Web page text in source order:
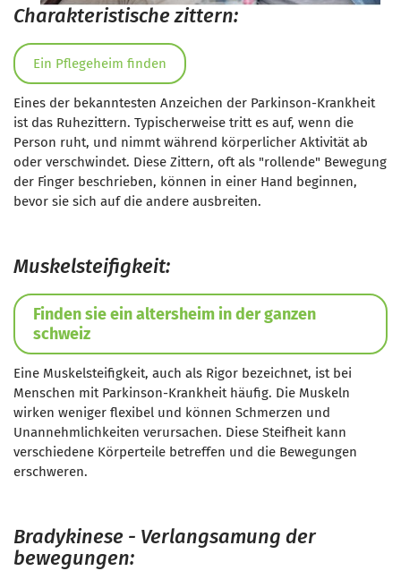
Charakteristische zittern:
Ein Pflegeheim finden
Eines der bekanntesten Anzeichen der Parkinson-Krankheit
ist das Ruhezittern. Typischerweise tritt es auf, wenn die
Person ruht, und nimmt während körperlicher Aktivität ab
oder verschwindet. Diese Zittern, oft als "rollende" Bewegung
der Finger beschrieben, können in einer Hand beginnen,
bevor sie sich auf die andere ausbreiten.
Muskelsteifigkeit:
Finden sie ein altersheim in der ganzen
schweiz
Eine Muskelsteifigkeit, auch als Rigor bezeichnet, ist bei
Menschen mit Parkinson-Krankheit häufig. Die Muskeln
wirken weniger flexibel und können Schmerzen und
Unannehmlichkeiten verursachen. Diese Steifheit kann
verschiedene Körperteile betreffen und die Bewegungen
erschweren.
Bradykinese - Verlangsamung der
bewegungen: